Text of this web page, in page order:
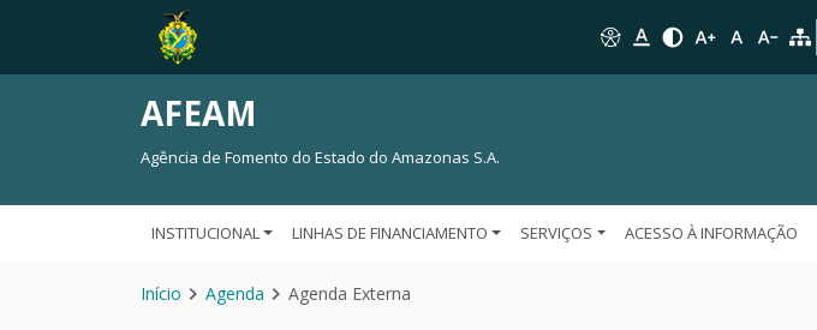
AFEAM
Agência de Fomento do Estado do Amazonas S.A.
INSTITUCIONAL LINHAS DE FINANCIAMENTO SERVIÇOS ACESSO À INFORMAÇÃO
Início Agenda Agenda Externa